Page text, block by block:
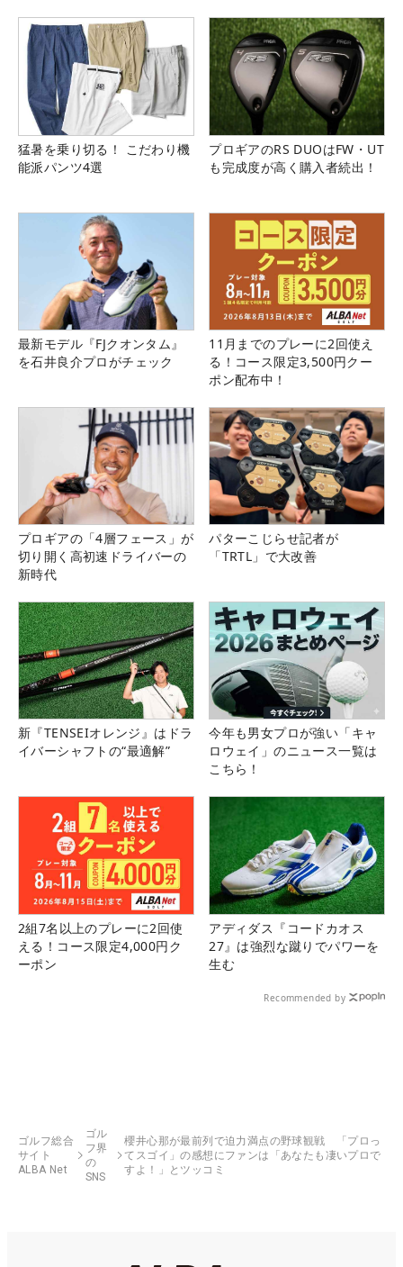
猛暑を乗り切る！ こだわり機
能派パンツ4選
プロギアのRS DUOはFW・UT
も完成度が高く購入者続出！
最新モデル『FJクオンタム』
を石井良介プロがチェック
11月までのプレーに2回使え
る！コース限定3,500円クー
ポン配布中！
プロギアの「4層フェース」が
切り開く高初速ドライバーの
新時代
パターこじらせ記者が
「TRTL」で大改善
新『TENSEIオレンジ』はドラ
イバーシャフトの“最適解”
今年も男女プロが強い「キャ
ロウェイ」のニュース一覧は
こちら！
2組7名以上のプレーに2回使
える！コース限定4,000円ク
ーポン
アディダス『コードカオス
27』は強烈な蹴りでパワーを
生む
Recommended by
ゴルフ総合
サイト
ALBA Net
ゴル
フ界
の
SNS
櫻井心那が最前列で迫力満点の野球観戦 「プロっ
てスゴイ」の感想にファンは「あなたも凄いプロで
すよ！」とツッコミ